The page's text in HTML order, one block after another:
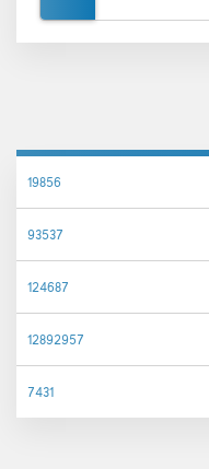
19856
93537
124687
12892957
7431